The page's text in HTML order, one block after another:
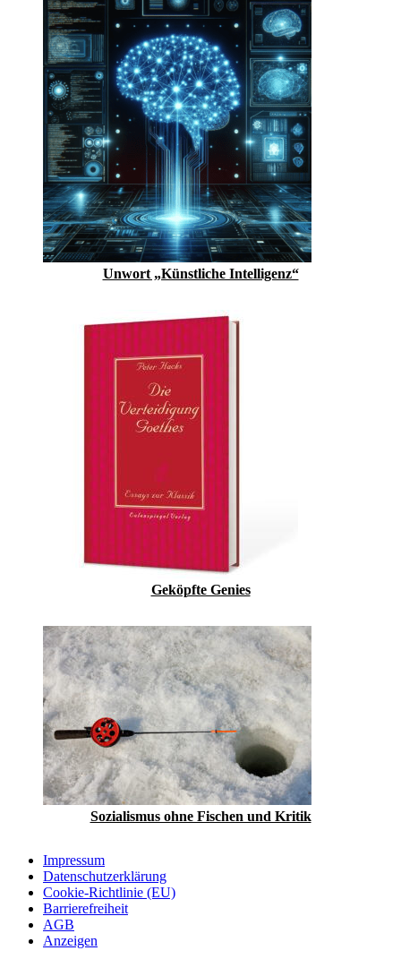
Unwort „Künstliche Intelligenz“
Geköpfte Genies
Sozialismus ohne Fischen und Kritik
Impressum
Datenschutzerklärung
Cookie-Richtlinie (EU)
Barrierefreiheit
AGB
Anzeigen